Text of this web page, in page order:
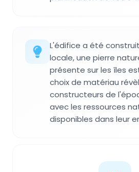
L'édifice a été
locale, une pierre
présente sur les îles
choix de matériau
constructeurs de
avec les ressources
disponibles dans leur